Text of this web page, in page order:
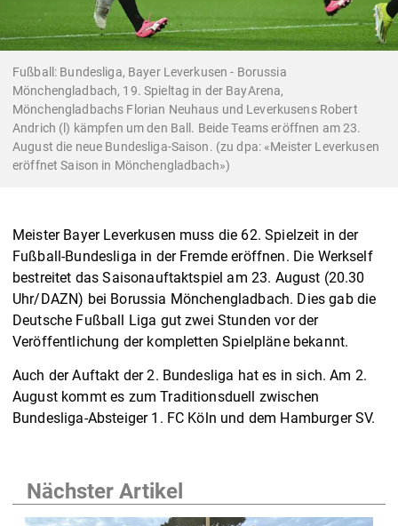
Fußball: Bundesliga, Bayer Leverkusen - Borussia
Mönchengladbach, 19. Spieltag in der BayArena,
Mönchengladbachs Florian Neuhaus und Leverkusens Robert
Andrich (l) kämpfen um den Ball. Beide Teams eröffnen am 23.
August die neue Bundesliga-Saison. (zu dpa: «Meister Leverkusen
eröffnet Saison in Mönchengladbach»)
Meister Bayer Leverkusen muss die 62. Spielzeit in der
Fußball-Bundesliga in der Fremde eröffnen. Die Werkself
bestreitet das Saisonauftaktspiel am 23. August (20.30
Uhr/DAZN) bei Borussia Mönchengladbach. Dies gab die
Deutsche Fußball Liga gut zwei Stunden vor der
Veröffentlichung der kompletten Spielpläne bekannt.
Auch der Auftakt der 2. Bundesliga hat es in sich. Am 2.
August kommt es zum Traditionsduell zwischen
Bundesliga-Absteiger 1. FC Köln und dem Hamburger SV.
Nächster Artikel